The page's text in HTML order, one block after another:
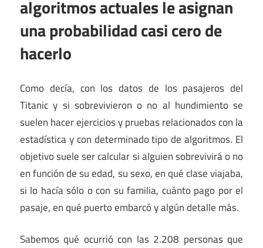
algoritmos actuales le asignan
una probabilidad casi cero de
hacerlo
Como decía, con los datos de los pasajeros del
Titanic y si sobrevivieron o no al hundimiento se
suelen hacer ejercicios y pruebas relacionados con la
estadística y con determinado tipo de algoritmos. El
objetivo suele ser calcular si alguien sobrevivirá o no
en función de su edad, su sexo, en qué clase viajaba,
si lo hacía sólo o con su familia, cuánto pago por el
pasaje, en qué puerto embarcó y algún detalle más.
Sabemos qué ocurrió con las 2.208 personas que